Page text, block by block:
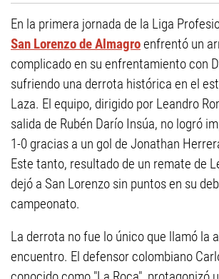
En la primera jornada de la Liga
San Lorenzo de Almagroenfrentó un
complicado en su enfrentamiento con
sufriendo una derrota histórica en el
Laza. El equipo, dirigido por Leandro
salida de Rubén Darío Insúa, no logró
1-0 gracias a un gol de Jonathan
Este tanto, resultado de un remate de
dejó a San Lorenzo sin puntos en su
campeonato.
La derrota no fue lo único que llamó la
encuentro. El defensor colombiano